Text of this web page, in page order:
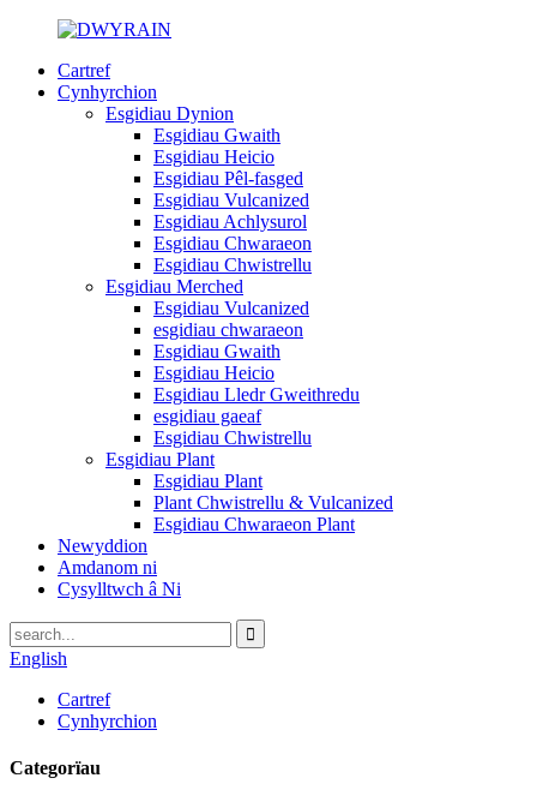
Cartref
Cynhyrchion
Esgidiau Dynion
Esgidiau Gwaith
Esgidiau Heicio
Esgidiau Pêl-fasged
Esgidiau Vulcanized
Esgidiau Achlysurol
Esgidiau Chwaraeon
Esgidiau Chwistrellu
Esgidiau Merched
Esgidiau Vulcanized
esgidiau chwaraeon
Esgidiau Gwaith
Esgidiau Heicio
Esgidiau Lledr Gweithredu
esgidiau gaeaf
Esgidiau Chwistrellu
Esgidiau Plant
Esgidiau Plant
Plant Chwistrellu & Vulcanized
Esgidiau Chwaraeon Plant
Newyddion
Amdanom ni
Cysylltwch â Ni
English
Cartref
Cynhyrchion
Categorïau